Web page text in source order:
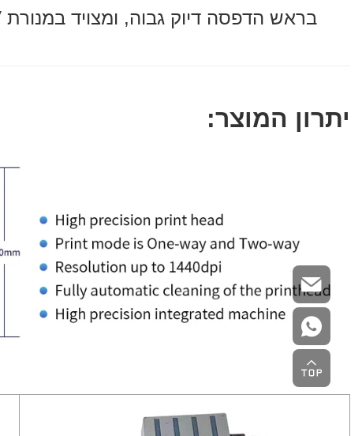
בראש הדפסה דיוק גבוה, ומצויד במנורת UV, כך שאפקט ייבוש הדיו טוב יותר
יתרון המוצר: